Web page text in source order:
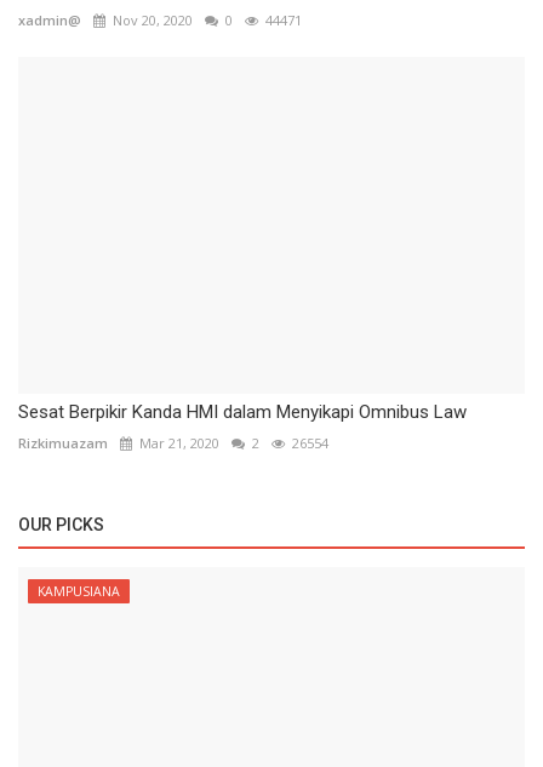
xadmin@ Nov 20, 2020 0 44471
Sesat Berpikir Kanda HMI dalam Menyikapi Omnibus Law
Rizkimuazam Mar 21, 2020 2 26554
OUR PICKS
KAMPUSIANA